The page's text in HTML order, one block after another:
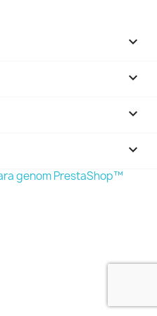



keyboard_arrow_down
genom PrestaShop™